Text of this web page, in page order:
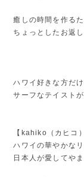
癒しの時間を作る
ちょっとしたお返
ハワイ好きな方だ
サーフなテイスト
【kahiko（カヒコ
ハワイの華やかな
日本人が愛してや